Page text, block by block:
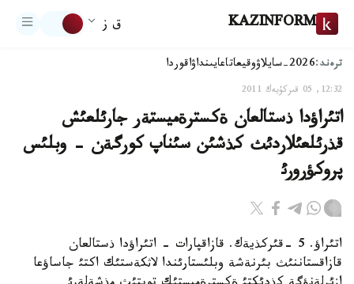
KAZINFORM ق ز
ترەند:2026-سايلاۋ وقيعاتاعايىنداۋاقوردا
12:32, 05 قىركۇيەك 2011
اتئراؤدا ذستالعان ةكسترةميستةر جارئلعئش
قذرئلعئلاردئث كذشئن سئناپ كورگةن - وبلئس
پروكؤرورئ
اتئراؤ. 5 -قئركذيةك. قازاقپارات - اتئراؤدا ذستالعان
قازاقستاننئث بئرنةشة وبلئستارئندا لاثكةستئك اكتئ جاساؤعا